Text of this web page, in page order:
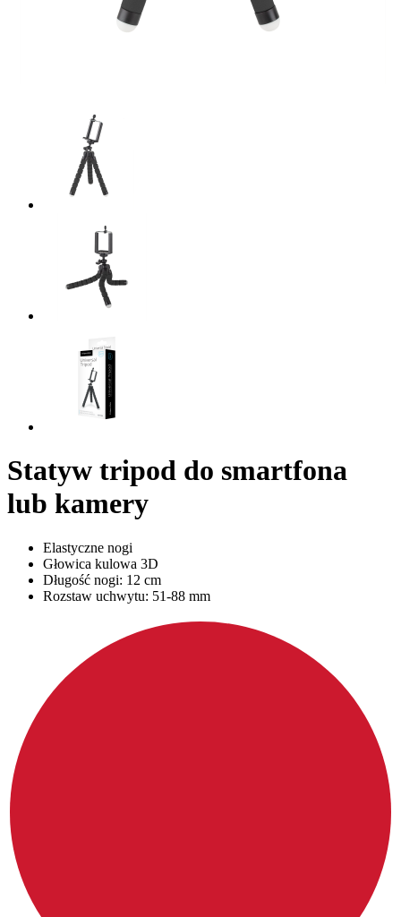
Statyw tripod do smartfona
lub kamery
Elastyczne nogi
Głowica kulowa 3D
Długość nogi: 12 cm
Rozstaw uchwytu: 51-88 mm